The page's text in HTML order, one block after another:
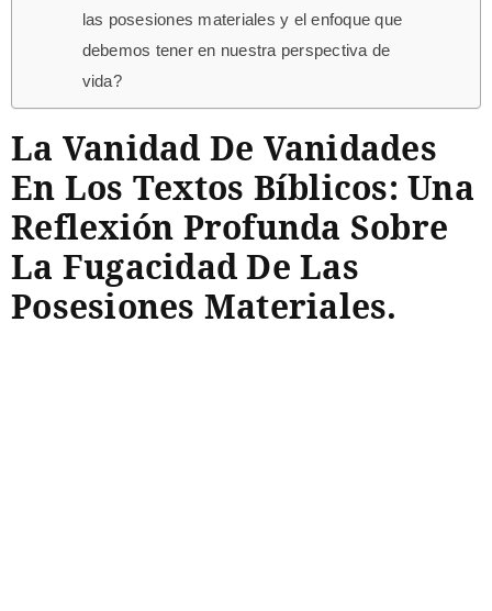
las posesiones materiales y el enfoque que
debemos tener en nuestra perspectiva de
vida?
La Vanidad De Vanidades
En Los Textos Bíblicos: Una
Reflexión Profunda Sobre
La Fugacidad De Las
Posesiones Materiales.